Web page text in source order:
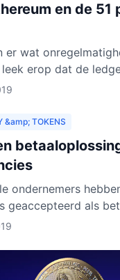
en de 51
er wat
erop dat de
Dat zou
&amp; TOKENS
ondernemers
geaccepteerd als
verandering in